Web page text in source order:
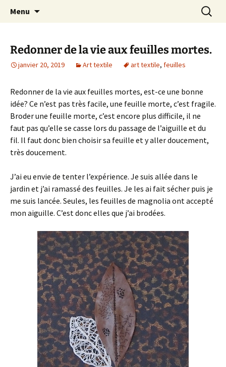
filsetcrayons
Le blog de Sophie A
Menu
Redonner de la vie aux feuilles mortes.
janvier 20, 2019 Art textile art textile, feuilles
Redonner de la vie aux feuilles mortes, est-ce une bonne
idée? Ce n’est pas très facile, une feuille morte, c’est fragile.
Broder une feuille morte, c’est encore plus difficile, il ne
faut pas qu’elle se casse lors du passage de l’aiguille et du
fil. Il faut donc bien choisir sa feuille et y aller doucement,
très doucement.
J’ai eu envie de tenter l’expérience. Je suis allée dans le
jardin et j’ai ramassé des feuilles. Je les ai fait sécher puis je
me suis lancée. Seules, les feuilles de magnolia ont accepté
mon aiguille. C’est donc elles que j’ai brodées.